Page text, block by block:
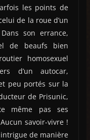
les points de
de la roue d’un
son errance,
de beaufs bien
homosexuel
d’un autocar,
peu portés sur la
de Prisunic,
même pas ses
savoir-vivre !
de manière